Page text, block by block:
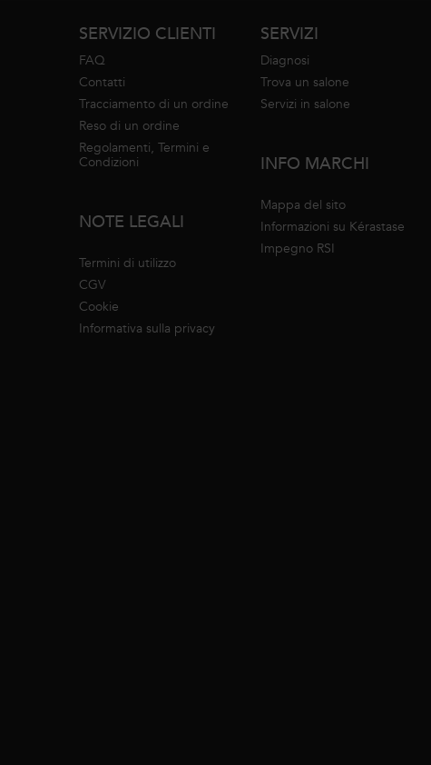
SERVIZIO CLIENTI
FAQ
Contatti
Tracciamento di un ordine
Reso di un ordine
Regolamenti, Termini e
Condizioni
NOTE LEGALI
Termini di utilizzo
CGV
Cookie
Informativa sulla privacy
SERVIZI
Diagnosi
Trova un salone
Servizi in salone
INFO MARCHI
Mappa del sito
Informazioni su Kérastase
Impegno RSI